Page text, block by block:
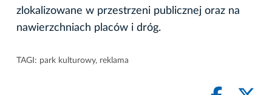
zlokalizowane w przestrzeni publicznej oraz na
nawierzchniach placów i dróg.
TAGI: park kulturowy, reklama